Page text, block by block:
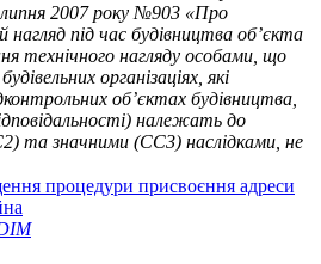
липня 2007 року №903 «Про
під час будівництва об’єкта
технічного нагляду особами, що
організаціях, які
об’єктах будівництва,
належать до
та значними (СС3) наслідками, не
процедури присвоєння адреси